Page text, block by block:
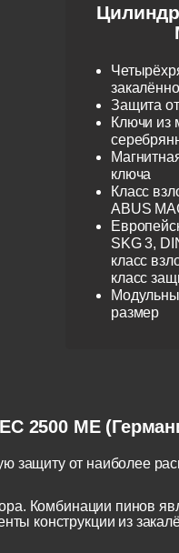
Защита
Ключи из
ключа
Класс
ABUS
SKG 3,
класс
класс
размер
2500 ME
защиту от наиболее
Комбинации пинов
конструкции из